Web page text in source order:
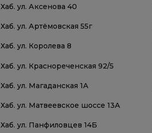
Хаб. ул. Аксенова 40
Хаб. ул. Артёмовская 55г
Хаб. ул. Королева 8
Хаб. ул. Краснореченская 92/5
Хаб. ул. Магаданская 1А
Хаб. ул. Матвеевское шоссе 13А
Хаб. ул. Панфиловцев 14Б